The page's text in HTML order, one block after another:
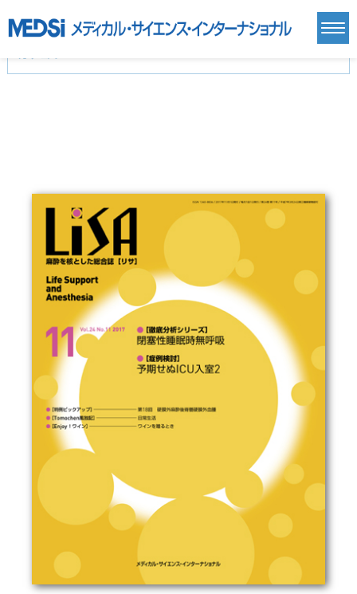
基礎医学(93)
基礎医学関連科学(80)
自然科学(25)
看護学(21)
医療技術(16)
歯科学(3)
保健・体育(1)
医学一般(91)